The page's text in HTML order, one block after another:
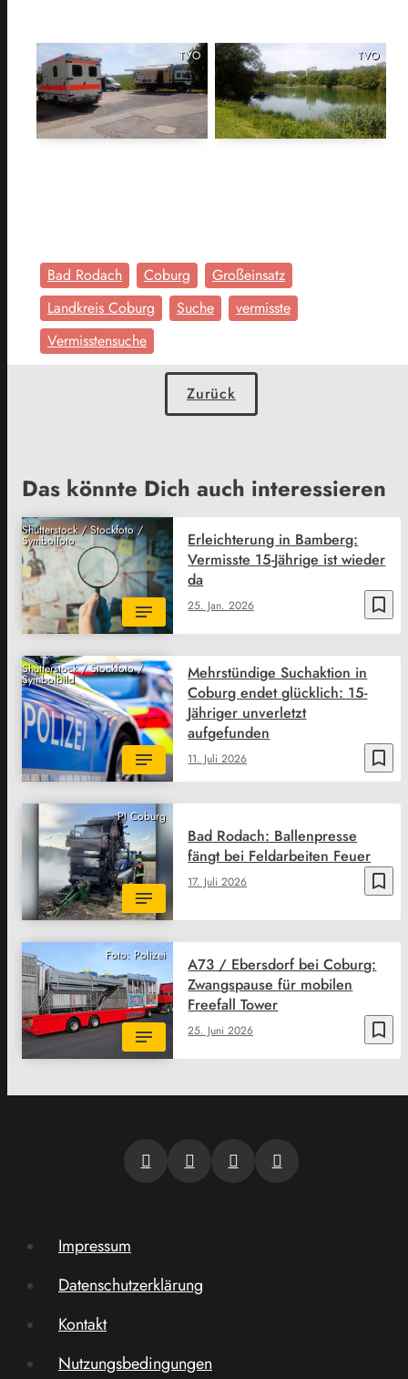
TVO TVO
Bad Rodach Coburg
Großeinsatz
Landkreis Coburg
Suche
vermisste
Vermisstensuche
Zurück
Das könnte Dich auch interessieren
Shutterstock / Stockfoto /
Symbolfoto
bookmark_border
25. Jan. 2026
Erleichterung in Bamberg:
Vermisste 15-Jährige ist wieder
da
Shutterstock / Stockfoto /
Symbolbild
bookmark_border
11. Juli 2026
Mehrstündige Suchaktion in
Coburg endet glücklich: 15-
Jähriger unverletzt
aufgefunden
PI Coburg
bookmark_border
17. Juli 2026
Bad Rodach: Ballenpresse
fängt bei Feldarbeiten Feuer
Foto: Polizei
bookmark_border
25. Juni 2026
A73 / Ebersdorf bei Coburg:
Zwangspause für mobilen
Freefall Tower
Impressum
Datenschutzerklärung
Kontakt
Nutzungsbedingungen